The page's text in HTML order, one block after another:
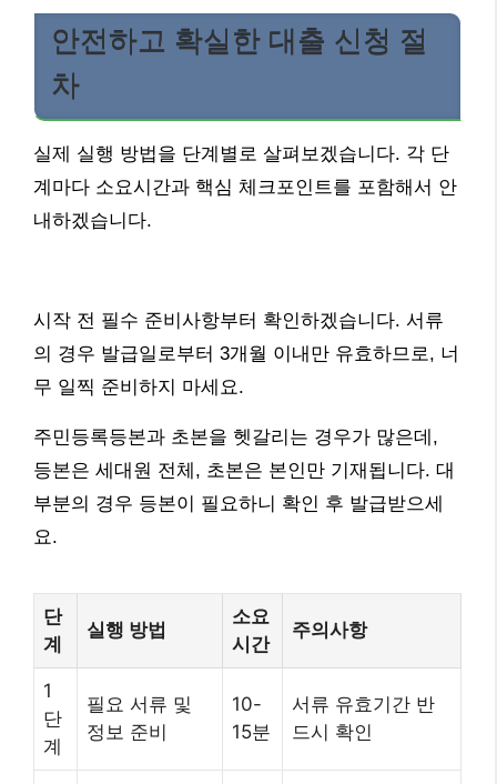
안전하고 확실한 대출 신청 절
차
실제 실행 방법을 단계별로 살펴보겠습니다. 각 단
계마다 소요시간과 핵심 체크포인트를 포함해서 안
내하겠습니다.
시작 전 필수 준비사항부터 확인하겠습니다. 서류
의 경우 발급일로부터 3개월 이내만 유효하므로, 너
무 일찍 준비하지 마세요.
주민등록등본과 초본을 헷갈리는 경우가 많은데,
등본은 세대원 전체, 초본은 본인만 기재됩니다. 대
부분의 경우 등본이 필요하니 확인 후 발급받으세
요.
단
계
실행 방법
소요
시간
주의사항
1
단
계
필요 서류 및
정보 준비
10-
15분
서류 유효기간 반
드시 확인